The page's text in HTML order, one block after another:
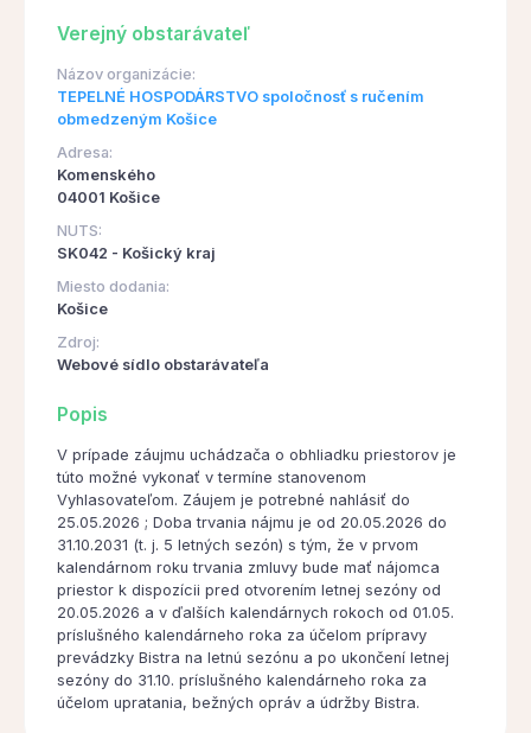
Verejný obstarávateľ
Názov organizácie:
TEPELNÉ HOSPODÁRSTVO spoločnosť s ručením
obmedzeným Košice
Adresa:
Komenského
04001 Košice
NUTS:
SK042 - Košický kraj
Miesto dodania:
Košice
Zdroj:
Webové sídlo obstarávateľa
Popis
V prípade záujmu uchádzača o obhliadku priestorov je
túto možné vykonať v termíne stanovenom
Vyhlasovateľom. Záujem je potrebné nahlásiť do
25.05.2026 ; Doba trvania nájmu je od 20.05.2026 do
31.10.2031 (t. j. 5 letných sezón) s tým, že v prvom
kalendárnom roku trvania zmluvy bude mať nájomca
priestor k dispozícii pred otvorením letnej sezóny od
20.05.2026 a v ďalších kalendárnych rokoch od 01.05.
príslušného kalendárneho roka za účelom prípravy
prevádzky Bistra na letnú sezónu a po ukončení letnej
sezóny do 31.10. príslušného kalendárneho roka za
účelom upratania, bežných opráv a údržby Bistra.